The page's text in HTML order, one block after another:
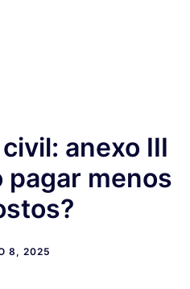
anexo III
pagar menos
8, 2025